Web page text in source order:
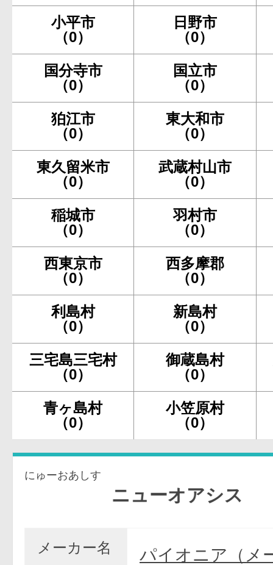
小平市
（0）
日野市
（0）
国分寺市
（0）
国立市
（0）
狛江市
（0）
東大和市
（0）
東久留米市
（0）
武蔵村山市
（0）
稲城市
（0）
羽村市
（0）
西東京市
（0）
西多摩郡
（0）
利島村
（0）
新島村
（0）
三宅島三宅村
（0）
御蔵島村
（0）
青ヶ島村
（0）
小笠原村
（0）
にゅーおあしす
ニューオアシス
メーカー名
パイオニア（メ